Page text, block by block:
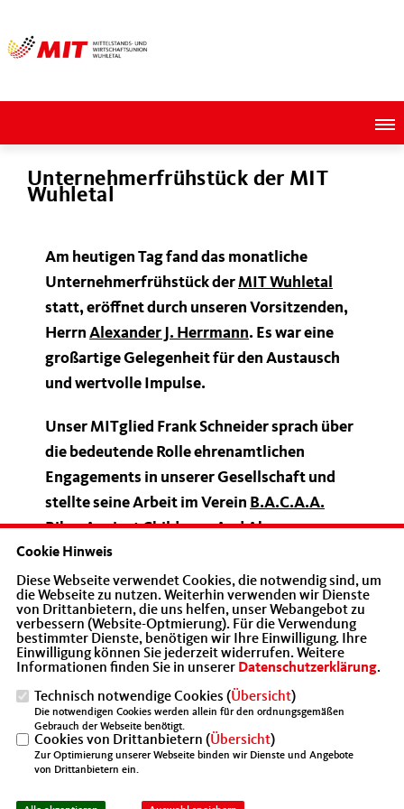
Unternehmerfrühstück der MIT
Wuhletal
Am heutigen Tag fand das monatliche
Unternehmerfrühstück derMIT Wuhletal
statt, eröffnet durch unseren Vorsitzenden,
Herrn Alexander J. Herrmann. Es war eine
großartige Gelegenheit für den Austausch
und wertvolle Impulse.
Unser MITglied Frank Schneider sprach über
die bedeutende Rolle ehrenamtlichen
Engagements in unserer Gesellschaft und
stellte seine Arbeit im Verein B.A.C.A.A.
Biker Against Childporn And Abusevor.
Dabei ging es auch um ein oft tabuisiertes,
aber äußerst wichtiges Thema: die
Prävention sexualisierter Gewalt gegen
Kinder und Jugendliche. Sensibilisierung,
Präventionsarbeit und der Schutz von
dieses Engagements.
Gleichzeitig hatten wir die schöne
Gelegenheit, unserem Mitglied Siegfried
Noack zu seinem 80. Geburtstag zu
Cookie Hinweis
Diese Webseite verwendet Cookies, die notwendig sind, um
die Webseite zu nutzen. Weiterhin verwenden wir Dienste
von Drittanbietern, die uns helfen, unser Webangebot zu
verbessern (Website-Optmierung). Für die Verwendung
bestimmter Dienste, benötigen wir Ihre Einwilligung. Ihre
Einwilligung können Sie jederzeit widerrufen. Weitere
Informationen finden Sie in unserer Datenschutzerklärung.
Technisch notwendige Cookies (Übersicht)
Die notwendigen Cookies werden allein für den ordnungsgemäßen
Gebrauch der Webseite benötigt.
Cookies von Drittanbietern (Übersicht)
Zur Optimierung unserer Webseite binden wir Dienste und Angebote
von Drittanbietern ein.